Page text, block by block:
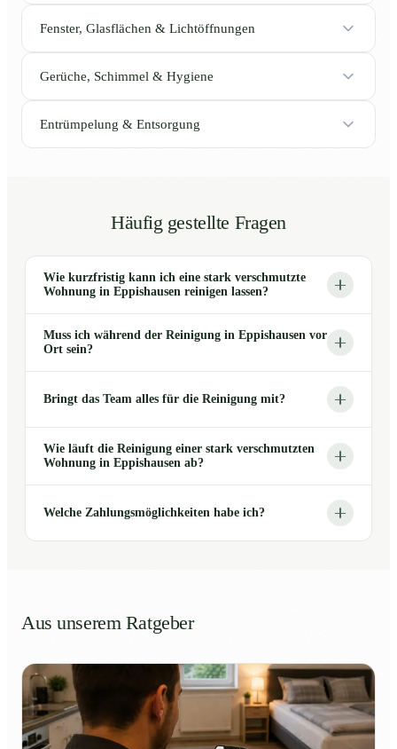
Fenster, Glasflächen & Lichtöffnungen
Gerüche, Schimmel & Hygiene
Entrümpelung & Entsorgung
Häufig gestellte Fragen
Wie kurzfristig kann ich eine stark verschmutzte
Wohnung in Eppishausen reinigen lassen?
Muss ich während der Reinigung in Eppishausen vor
Ort sein?
Bringt das Team alles für die Reinigung mit?
Wie läuft die Reinigung einer stark verschmutzten
Wohnung in Eppishausen ab?
Welche Zahlungsmöglichkeiten habe ich?
Aus unserem Ratgeber